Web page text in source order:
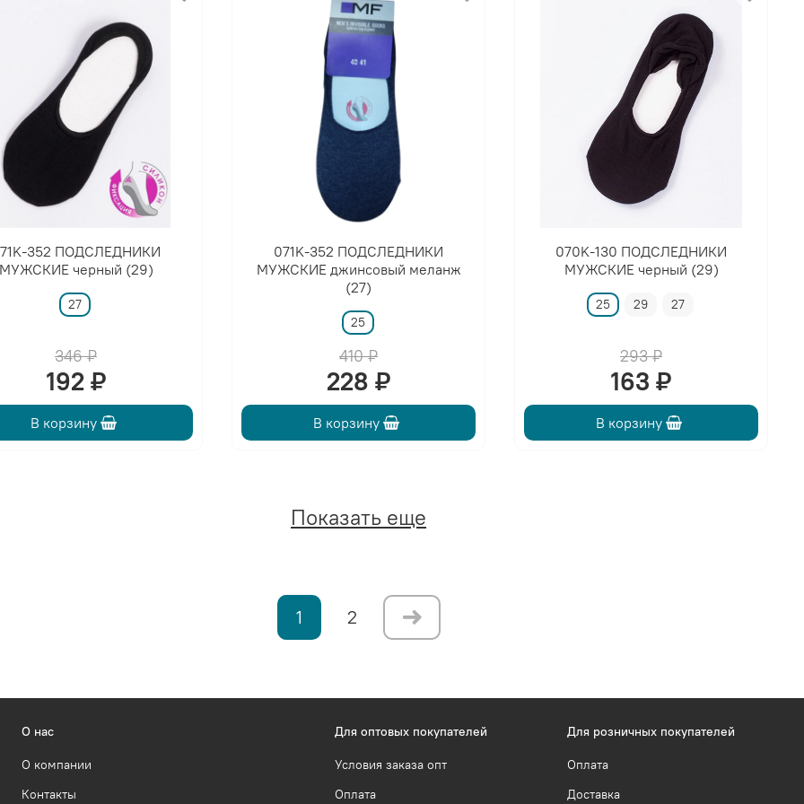
352 ПОДСЛЕДНИКИ
черный (29)
27
346 ₽
192 ₽
В корзину
071K-352 ПОДСЛЕДНИКИ
МУЖСКИЕ джинсовый меланж
(27)
25
410 ₽
228 ₽
В корзину
070K-130 ПОДСЛЕДНИКИ
МУЖСКИЕ черный (29)
25 29 27
293 ₽
163 ₽
В корзину
Показать еще
1 2
О нас
О компании
Контакты
Для оптовых покупателей
Условия заказа опт
Оплата
Для розничных покупателей
Оплата
Доставка